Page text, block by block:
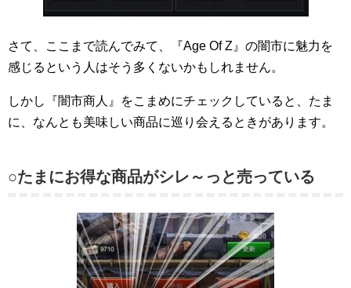
さて、ここまで読んでみて、『Age Of Z』の闇市に魅力を
感じるという人はそう多くないかもしれません。
しかし『闇市商人』をこまめにチェックしていると、たま
に、なんとも美味しい商品に巡り会えるときがあります。
○たまにお得な商品がシレ～っと売っている